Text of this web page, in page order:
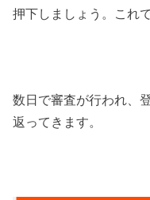
押下しましょう。これ
数日で審査が行われ、
返ってきます。